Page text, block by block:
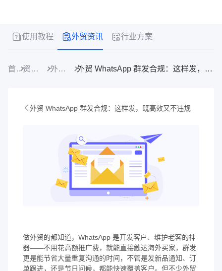
使用教程 外贸资讯 行业方案
首页 资源中心 外贸资讯 外贸 WhatsApp 群发合规：这样发，既高效又不违规
外贸 WhatsApp 群发合规：这样发，既高效又不违规
做外贸的都知道，WhatsApp 是开发客户、维护老客的神
器——不用花高额推广费，就能直接触达海外买家，群发
更是能节省大量重复沟通的时间，不管是发新品通知、订
单跟进，还是节日问候，都能快速覆盖客户。但不少外贸